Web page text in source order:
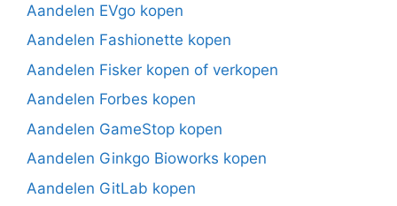
Aandelen EVgo kopen
Aandelen Fashionette kopen
Aandelen Fisker kopen of verkopen
Aandelen Forbes kopen
Aandelen GameStop kopen
Aandelen Ginkgo Bioworks kopen
Aandelen GitLab kopen